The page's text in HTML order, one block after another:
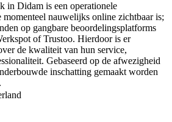
in Didam is een operationele
momenteel nauwelijks online zichtbaar is;
op gangbare beoordelingsplatforms
of Trustoo. Hierdoor is er
de kwaliteit van hun service,
Gebaseerd op de afwezigheid
inschatting gemaakt worden